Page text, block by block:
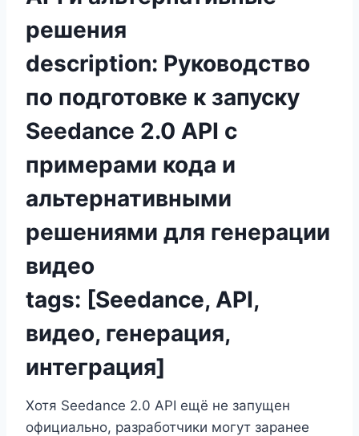
решения
description: Руководство
по подготовке к запуску
Seedance 2.0 API с
примерами кода и
альтернативными
решениями для генерации
видео
tags: [Seedance, API,
видео, генерация,
интеграция]
Хотя Seedance 2.0 API ещё не запущен
официально, разработчики могут заранее